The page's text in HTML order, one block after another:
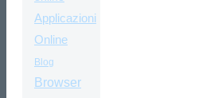
Applicazioni
Online
Blog
Browser